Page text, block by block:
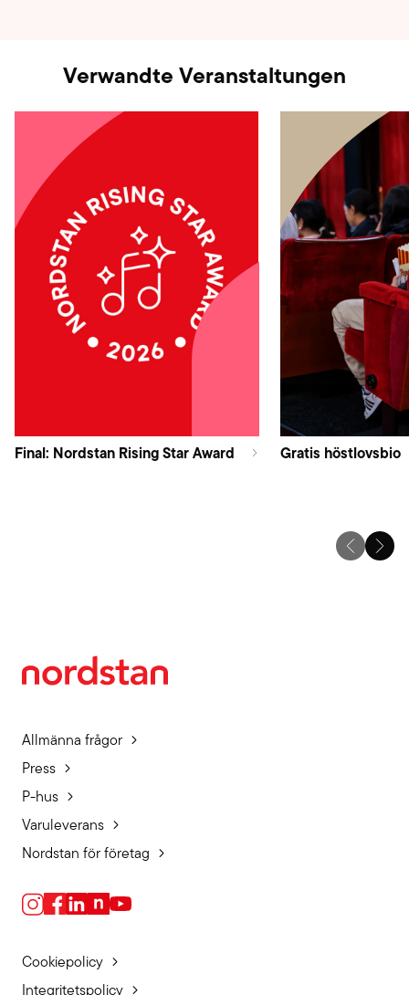
Verwandte Veranstaltungen
Final: Nordstan Rising Star Award Gratis höstlovsbio
Allmänna frågor
Press
P-hus
Varuleverans
Nordstan för företag
Cookiepolicy
Integritetspolicy